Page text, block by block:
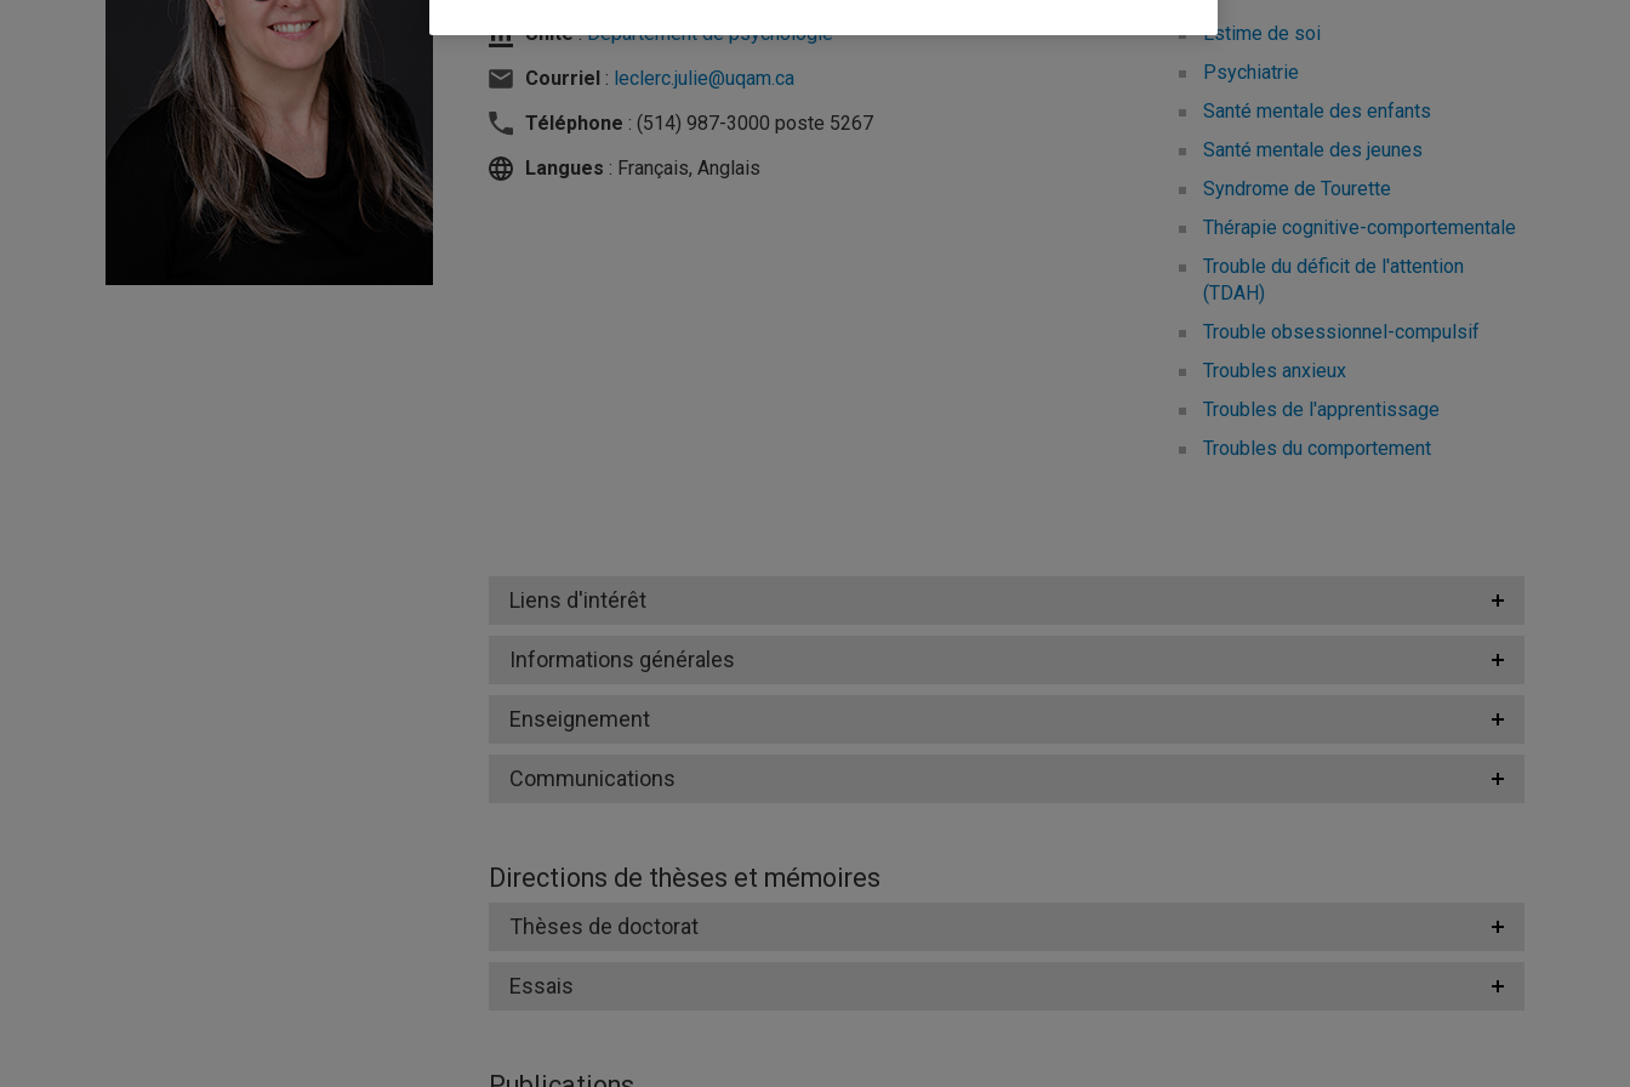
Unité:Département de psychologie
Courriel: leclerc.julie@uqam.ca
Téléphone : (514) 987-3000 poste 5267
Langues : Français, Anglais
Estime de soi
Psychiatrie
Santé mentale des enfants
Santé mentale des jeunes
Syndrome de Tourette
Thérapie cognitive-comportementale
Trouble du déficit de l'attention
(TDAH)
Trouble obsessionnel-compulsif
Troubles anxieux
Troubles de l'apprentissage
Troubles du comportement
Liens d'intérêt
Informations générales
Enseignement
Communications
Directions de thèses et mémoires
Thèses de doctorat
Essais